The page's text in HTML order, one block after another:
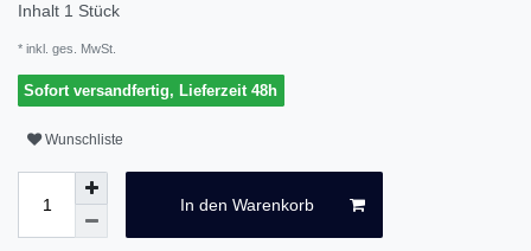
Inhalt 1 Stück
* inkl. ges. MwSt.
Sofort versandfertig, Lieferzeit 48h
Wunschliste
In den Warenkorb